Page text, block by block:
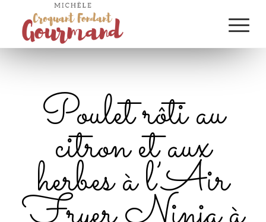
Poulet rôti au
citron et aux
herbes à l’Air